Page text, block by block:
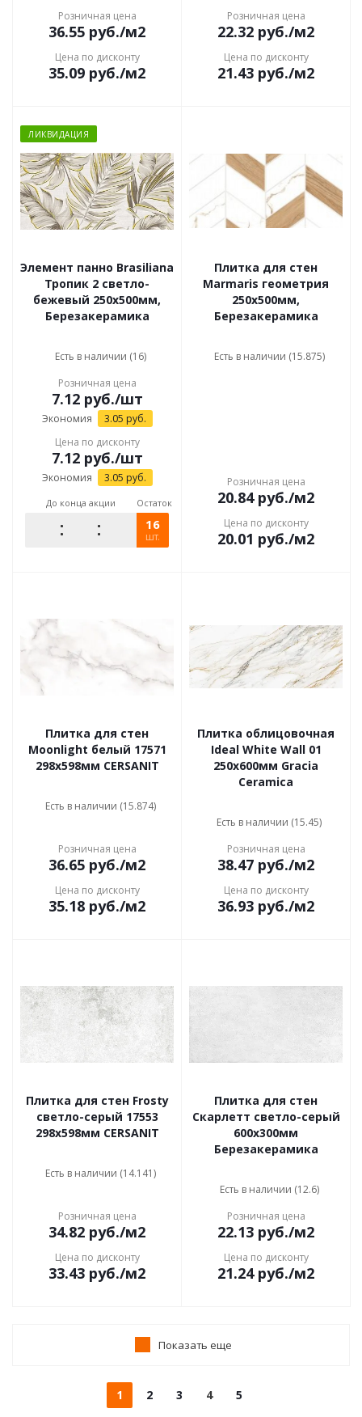
Розничная цена
36.55 руб./м2
Цена по дисконту
35.09 руб./м2
Розничная цена
22.32 руб./м2
Цена по дисконту
21.43 руб./м2
ЛИКВИДАЦИЯ
Элемент панно Brasiliana
Тропик 2 светло-
бежевый 250х500мм,
Березакерамика
Есть в наличии (16)
Розничная цена
7.12руб./шт
Экономия 3.05 руб.
Цена по дисконту
7.12руб./шт
Экономия 3.05 руб.
До конца акции Остаток
16
шт.
Плитка для стен
Marmaris геометрия
250х500мм,
Березакерамика
Есть в наличии (15.875)
Розничная цена
20.84руб./м2
Цена по дисконту
20.01 руб./м2
Плитка для стен
Moonlight белый 17571
298x598мм CERSANIT
Есть в наличии (15.874)
Розничная цена
36.65 руб./м2
Цена по дисконту
35.18 руб./м2
Плитка облицовочная
Ideal White Wall 01
250х600мм Gracia
Ceramica
Есть в наличии (15.45)
Розничная цена
38.47 руб./м2
Цена по дисконту
36.93 руб./м2
Плитка для стен Frosty
светло-серый 17553
298x598мм CERSANIT
Есть в наличии (14.141)
Розничная цена
34.82 руб./м2
Цена по дисконту
33.43 руб./м2
Плитка для стен
Скарлетт светло-серый
600x300мм
Березакерамика
Есть в наличии (12.6)
Розничная цена
22.13 руб./м2
Цена по дисконту
21.24руб./м2
Показать еще
1 2 3 4 5